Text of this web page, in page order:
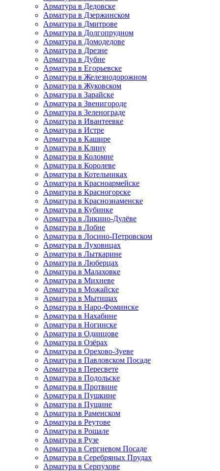
Арматура в Дедовске
Арматура в Дзержинском
Арматура в Дмитрове
Арматура в Долгопрудном
Арматура в Домодедове
Арматура в Дрезне
Арматура в Дубне
Арматура в Егорьевске
Арматура в Железнодорожном
Арматура в Жуковском
Арматура в Зарайске
Арматура в Звенигороде
Арматура в Зеленограде
Арматура в Ивантеевке
Арматура в Истре
Арматура в Кашире
Арматура в Клину
Арматура в Коломне
Арматура в Королеве
Арматура в Котельниках
Арматура в Красноармейске
Арматура в Красногорске
Арматура в Краснознаменске
Арматура в Кубинке
Арматура в Ликино-Дулёве
Арматура в Лобне
Арматура в Лосино-Петровском
Арматура в Луховицах
Арматура в Лыткарине
Арматура в Люберцах
Арматура в Малаховке
Арматура в Михневе
Арматура в Можайске
Арматура в Мытищах
Арматура в Наро-Фоминске
Арматура в Нахабине
Арматура в Ногинске
Арматура в Одинцове
Арматура в Озёрах
Арматура в Орехово-Зуеве
Арматура в Павловском Посаде
Арматура в Пересвете
Арматура в Подольске
Арматура в Протвине
Арматура в Пушкине
Арматура в Пущине
Арматура в Раменском
Арматура в Реутове
Арматура в Рошале
Арматура в Рузе
Арматура в Сергиевом Посаде
Арматура в Серебряных Прудах
Арматура в Серпухове